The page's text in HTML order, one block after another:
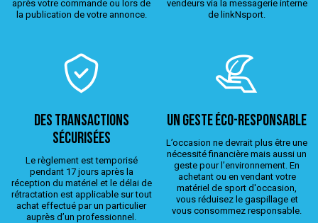
après votre commande ou lors de
la publication de votre annonce.
vendeurs via la messagerie interne
de linkNsport.
Des transactions
sécurisées
Le règlement est temporisé
pendant 17 jours après la
réception du matériel et le délai de
rétractation est applicable sur tout
achat effectué par un particulier
auprès d’un professionnel.
Un geste éco-responsable
L’occasion ne devrait plus être une
nécessité financière mais aussi un
geste pour l’environnement. En
achetant ou en vendant votre
matériel de sport d'occasion,
vous réduisez le gaspillage et
vous consommez responsable.